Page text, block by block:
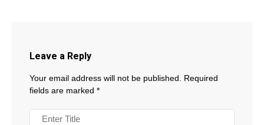
Leave a Reply
Your email address will not be published.
Required
fields are marked *